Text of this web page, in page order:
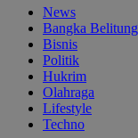
News
Bangka Belitung
Bisnis
Politik
Hukrim
Olahraga
Lifestyle
Techno